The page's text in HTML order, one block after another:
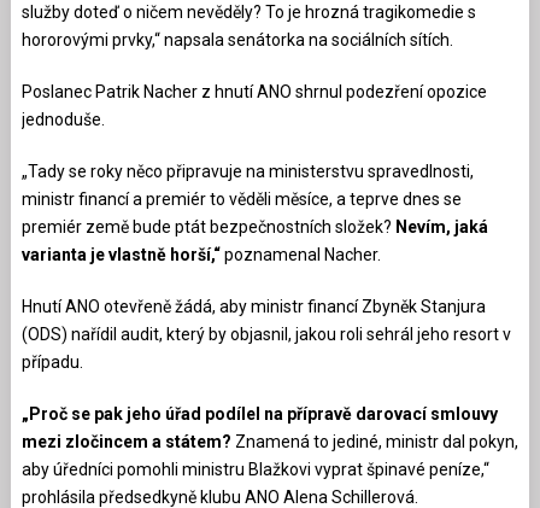
služby doteď o ničem nevěděly? To je hrozná tragikomedie s
hororovými prvky,“ napsala senátorka na sociálních sítích.
Poslanec Patrik Nacher z hnutí ANO shrnul podezření opozice
jednoduše.
„Tady se roky něco připravuje na ministerstvu spravedlnosti,
ministr financí a premiér to věděli měsíce, a teprve dnes se
premiér země bude ptát bezpečnostních složek? Nevím, jaká
varianta je vlastně horší,“poznamenal Nacher.
Hnutí ANO otevřeně žádá, aby ministr financí Zbyněk Stanjura
(ODS) nařídil audit, který by objasnil, jakou roli sehrál jeho resort v
případu.
„Proč se pak jeho úřad podílel na přípravě darovací smlouvy
mezi zločincem a státem? Znamená to jediné, ministr dal pokyn,
aby úředníci pomohli ministru Blažkovi vyprat špinavé peníze,“
prohlásila předsedkyně klubu ANO Alena Schillerová.